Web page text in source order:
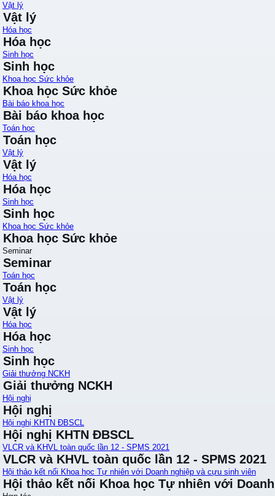
Vật lý
Vật lý
Hóa học
Hóa học
Sinh học
Sinh học
Khoa học Sức khỏe
Khoa học Sức khỏe
Bài báo khoa học
Bài báo khoa học
Toán học
Toán học
Vật lý
Vật lý
Hóa học
Hóa học
Sinh học
Sinh học
Khoa học Sức khỏe
Khoa học Sức khỏe
Seminar
Seminar
Toán học
Toán học
Vật lý
Vật lý
Hóa học
Hóa học
Sinh học
Sinh học
Giải thưởng NCKH
Giải thưởng NCKH
Hội nghị
Hội nghị
Hội nghị KHTN ĐBSCL
Hội nghị KHTN ĐBSCL
VLCR và KHVL toàn quốc lần 12 - SPMS 2021
VLCR và KHVL toàn quốc lần 12 - SPMS 2021
Hội thảo kết nối Khoa học Tự nhiên với Doanh nghiệp và cựu sinh viên
Hội thảo kết nối Khoa học Tự nhiên với